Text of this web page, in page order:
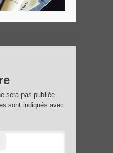
sera pas publiée.
sont indiqués avec